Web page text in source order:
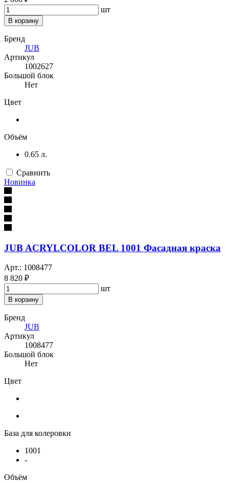
шт
В корзину
Бренд
JUB
Артикул
1002627
Большой блок
Нет
Цвет
Объём
0.65 л.
Сравнить
Новинка
JUB ACRYLCOLOR BEL 1001 Фасадная краска
Арт.: 1008477
8 820 ₽
шт
В корзину
Бренд
JUB
Артикул
1008477
Большой блок
Нет
Цвет
База для колеровки
1001
-
Объём